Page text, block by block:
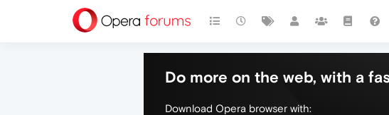
Do more on the web, with a
Download Opera browser with: